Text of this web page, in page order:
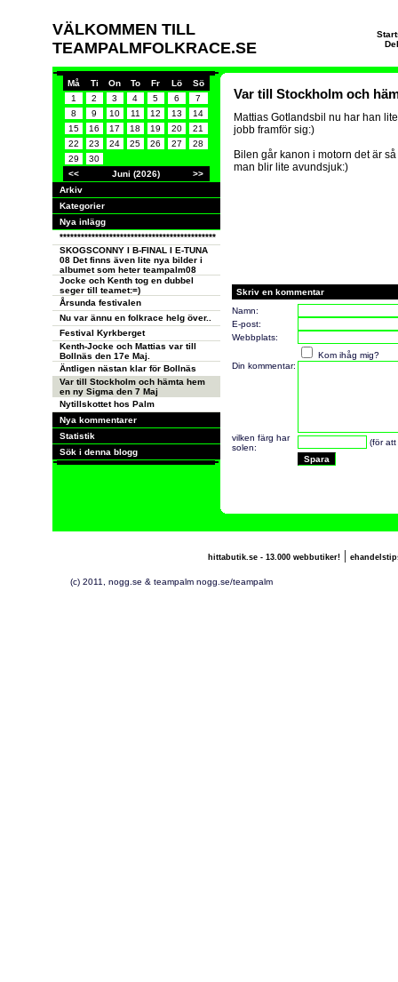
VÄLKOMMEN TILL
TEAMPALMFOLKRACE.SE
Må Ti On To Fr Lö
Sö
1
2 3 4 5 6
7
8
9 10 11 12 13
14
15
16 17 18 19 20
21
22
23 24 25 26 27
28
29
30
<<
Juni (2026)
>>
Arkiv
Kategorier
Nya inlägg
********************************************
SKOGSCONNY I B-FINAL I E-TUNA
08 Det finns även lite nya bilder i
albumet som heter teampalm08
Jocke och Kenth tog en dubbel
seger till teamet:=)
Årsunda festivalen
Nu var ännu en folkrace helg över..
Festival Kyrkberget
Kenth-Jocke och Mattias var till
Bollnäs den 17e Maj.
Äntligen nästan klar för Bollnäs
Var till Stockholm och hämta hem
en ny Sigma den 7 Maj
Nytillskottet hos Palm
Nya kommentarer
Statistik
Sök i denna blogg
Var till Stockholm och
Mattias Gotlandsbil nu har han lite
jobb framför sig:)
Bilen går kanon i motorn det är så
man blir lite avundsjuk:)
Skriv en kommentar
Namn:
E-post:
Webbplats:
Kom ihåg mig?
Din kommentar:
vilken färg har
solen:
(för att
hittabutik.se - 13.000 webbutiker!|
(c) 2011, nogg.se & teampalm nogg.se/teampalm